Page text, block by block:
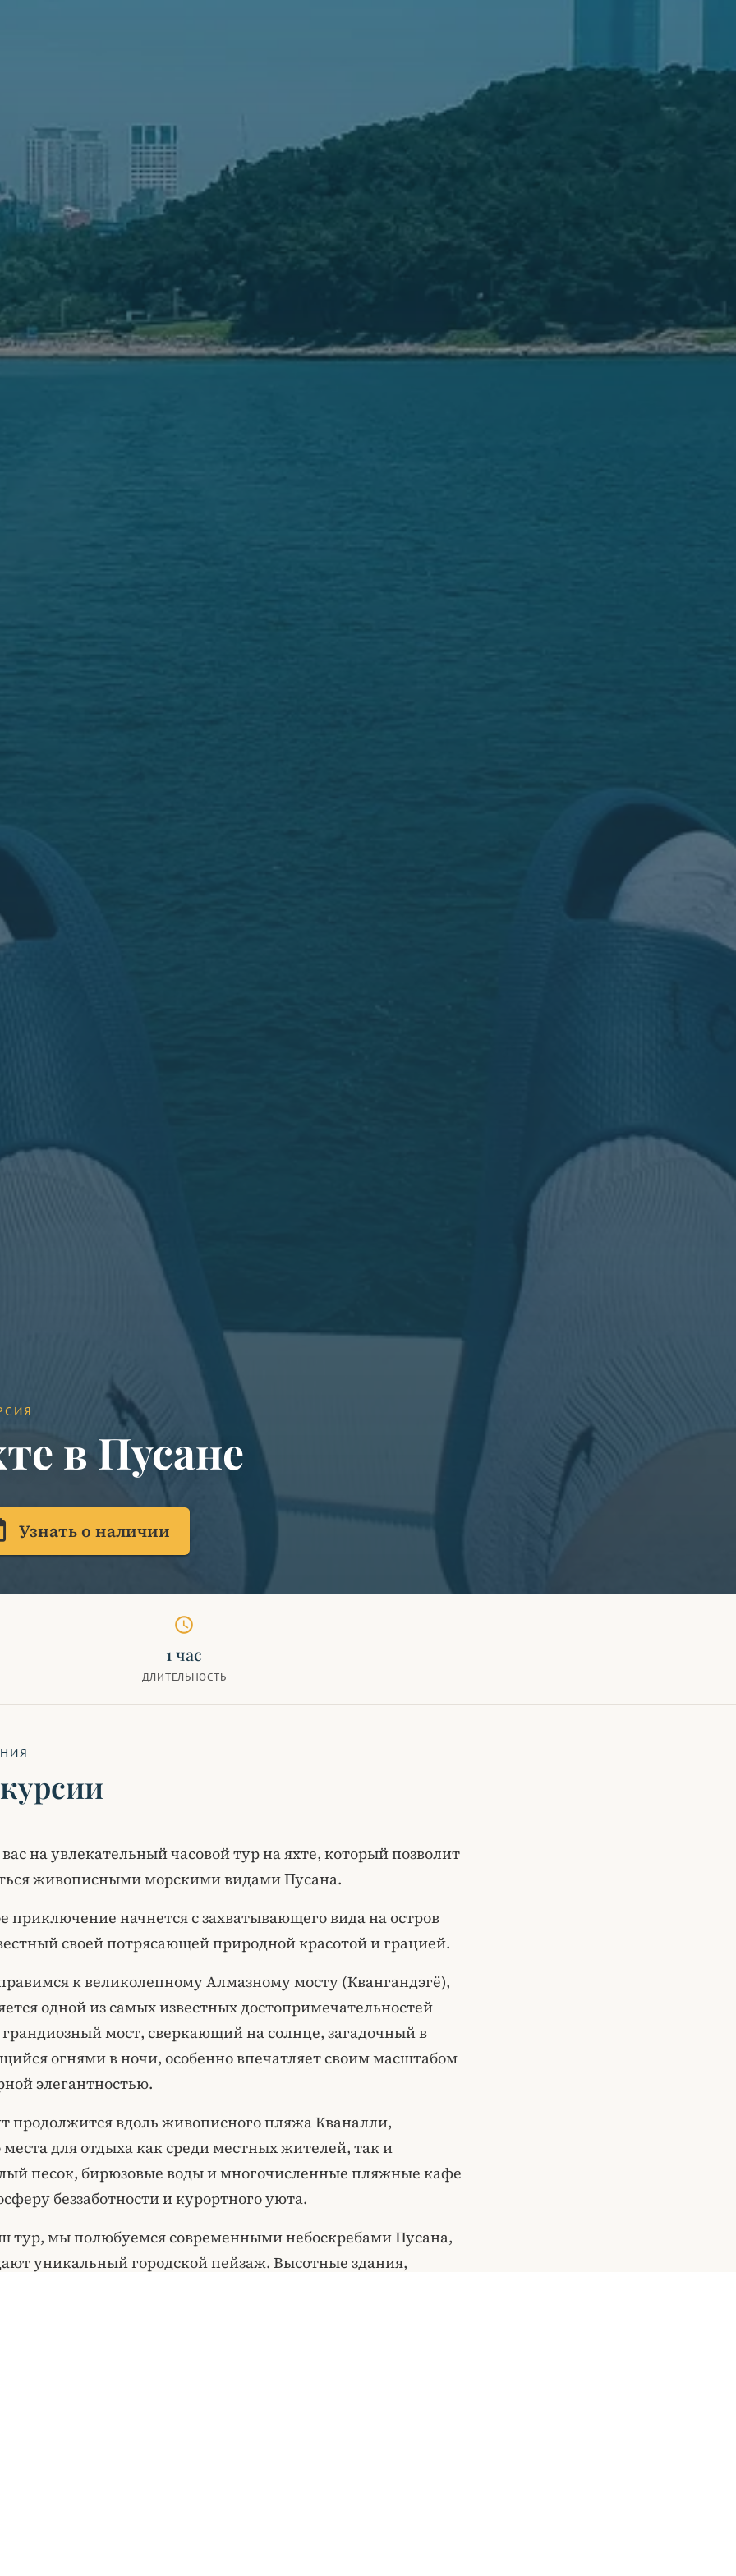
в Пусане
Узнать о наличии
schedule
1 час
ДЛИТЕЛЬНОСТЬ
на увлекательный часовой тур на яхте, который позволит
живописными морскими видами Пусана.
приключение начнется с захватывающего вида на остров
своей потрясающей природной красотой и грацией.
к великолепному Алмазному мосту (Квангандэгё),
одной из самых известных достопримечательностей
мост, сверкающий на солнце, загадочный в
огнями в ночи, особенно впечатляет своим масштабом
элегантностью.
вдоль живописного пляжа Кваналли,
для отдыха как среди местных жителей, так и
песок, бирюзовые воды и многочисленные пляжные кафе
беззаботности и курортного уюта.
тур, мы полюбуемся современными небоскребами Пусана,
уникальный городской пейзаж. Высотные здания,